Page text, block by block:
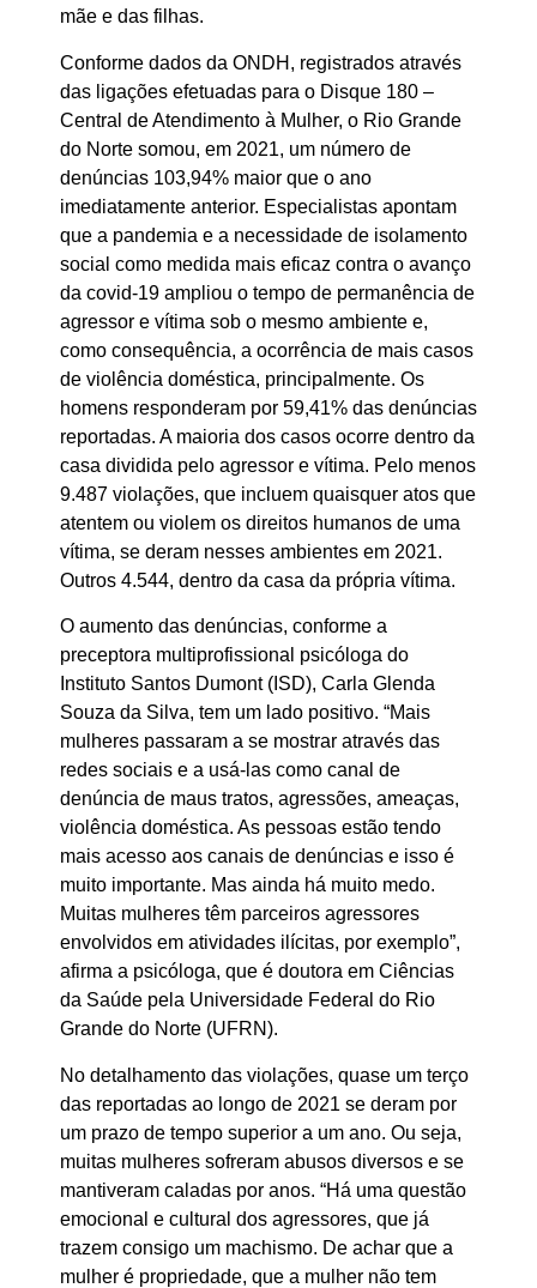
mãe e das filhas.
Conforme dados da ONDH, registrados através
das ligações efetuadas para o Disque 180 –
Central de Atendimento à Mulher, o Rio Grande
do Norte somou, em 2021, um número de
denúncias 103,94% maior que o ano
imediatamente anterior. Especialistas apontam
que a pandemia e a necessidade de isolamento
social como medida mais eficaz contra o avanço
da covid-19 ampliou o tempo de permanência de
agressor e vítima sob o mesmo ambiente e,
como consequência, a ocorrência de mais casos
de violência doméstica, principalmente. Os
homens responderam por 59,41% das denúncias
reportadas. A maioria dos casos ocorre dentro da
casa dividida pelo agressor e vítima. Pelo menos
9.487 violações, que incluem quaisquer atos que
atentem ou violem os direitos humanos de uma
vítima, se deram nesses ambientes em 2021.
Outros 4.544, dentro da casa da própria vítima.
O aumento das denúncias, conforme a
preceptora multiprofissional psicóloga do
Instituto Santos Dumont (ISD), Carla Glenda
Souza da Silva, tem um lado positivo. “Mais
mulheres passaram a se mostrar através das
redes sociais e a usá-las como canal de
denúncia de maus tratos, agressões, ameaças,
violência doméstica. As pessoas estão tendo
mais acesso aos canais de denúncias e isso é
muito importante. Mas ainda há muito medo.
Muitas mulheres têm parceiros agressores
envolvidos em atividades ilícitas, por exemplo”,
afirma a psicóloga, que é doutora em Ciências
da Saúde pela Universidade Federal do Rio
Grande do Norte (UFRN).
No detalhamento das violações, quase um terço
das reportadas ao longo de 2021 se deram por
um prazo de tempo superior a um ano. Ou seja,
muitas mulheres sofreram abusos diversos e se
mantiveram caladas por anos. “Há uma questão
emocional e cultural dos agressores, que já
trazem consigo um machismo. De achar que a
mulher é propriedade, que a mulher não tem